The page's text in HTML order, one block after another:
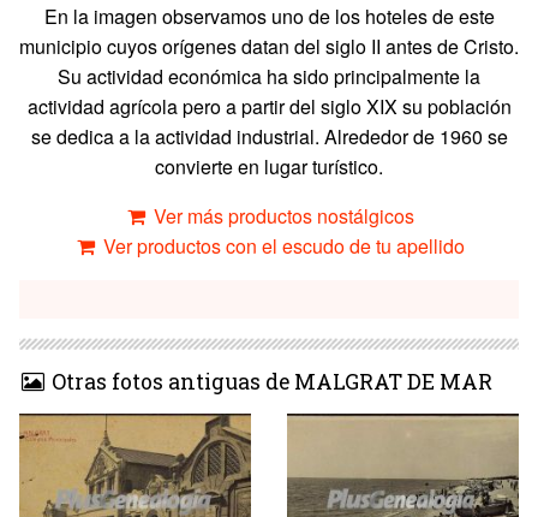
En la imagen observamos uno de los hoteles de este
municipio cuyos orígenes datan del siglo II antes de Cristo.
Su actividad económica ha sido principalmente la
actividad agrícola pero a partir del siglo XIX su población
se dedica a la actividad industrial. Alrededor de 1960 se
convierte en lugar turístico.
Ver más productos nostálgicos
Ver productos con el escudo de tu apellido
Otras fotos antiguas de MALGRAT DE MAR